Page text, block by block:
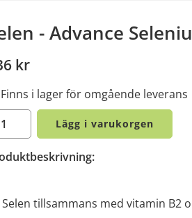
- Advance
kr
Finns i lager för omgående leverans
Lägg i varukorgen
Selen tillsammans med vitamin B2